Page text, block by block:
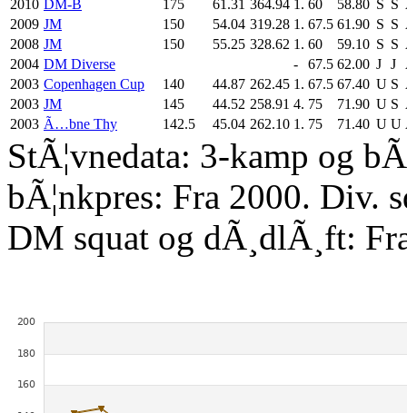
2010 DM-B 175 61.31 364.94 1. 60 58.80 S S
2009 JM 150 54.04 319.28 1. 67.5 61.90 S S
2008 JM 150 55.25 328.62 1. 60 59.10 S S
2004 DM Diverse - 67.5 62.00 J J
2003 Copenhagen Cup 140 44.87 262.45 1. 67.5 67.40 U S
2003 JM 145 44.52 258.91 4. 75 71.90 U S
2003 Ã…bne Thy 142.5 45.04 262.10 1. 75 71.40 U U
StÃ¦vnedata: 3-kamp og
bÃ¦nkpres: Fra 2000. Div.
DM squat og dÃ¸dlÃ¸ft: